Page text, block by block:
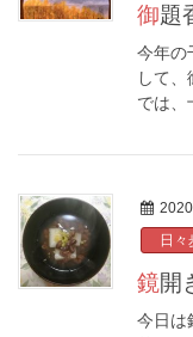
御
今年の
して
では
日々
鏡
今日は